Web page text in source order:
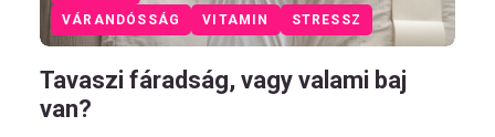
VÁRANDÓSSÁG VITAMIN STRESSZ
Tavaszi fáradság, vagy valami baj
van?